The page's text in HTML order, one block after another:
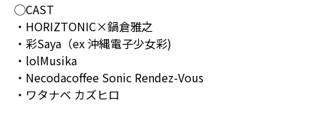
◯CAST
・HORIZTONIC×鍋倉雅之
・彩Saya（ex 沖縄電子少女彩)
・lolMusika
・Necodacoffee Sonic Rendez-Vous
・ワタナベ カズヒロ